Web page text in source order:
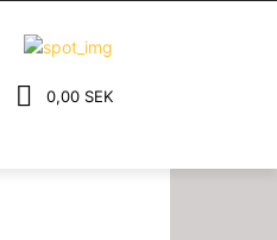
0,00 SEK